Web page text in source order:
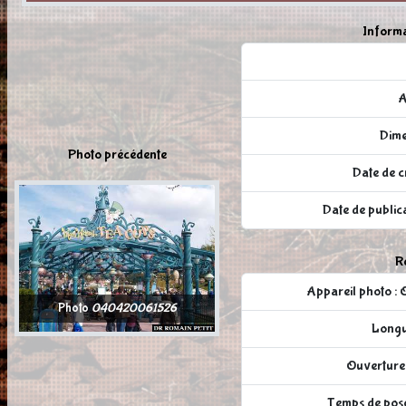
Photo précédente
Photo 040420061526
Date de
Date de
Appareil photo :
Temps de